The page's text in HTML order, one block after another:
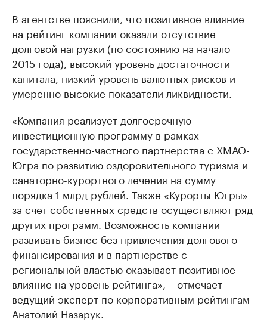
В агентстве пояснили, что позитивное влияние
на рейтинг компании оказали отсутствие
долговой нагрузки (по состоянию на начало
2015 года), высокий уровень достаточности
капитала, низкий уровень валютных рисков и
умеренно высокие показатели ликвидности.
«Компания реализует долгосрочную
инвестиционную программу в рамках
государственно-частного партнерства с ХМАО-
Югра по развитию оздоровительного туризма и
санаторно-курортного лечения на сумму
порядка 1 млрд рублей. Также «Курорты Югры»
за счет собственных средств осуществляют ряд
других программ. Возможность компании
развивать бизнес без привлечения долгового
финансирования и в партнерстве с
региональной властью оказывает позитивное
влияние на уровень рейтинга», – отмечает
ведущий эксперт по корпоративным рейтингам
Анатолий Назарук.